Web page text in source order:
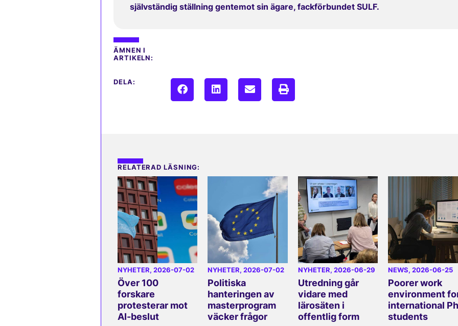
självständig ställning gentemot sin ägare, fackförbundet SULF.
ÄMNEN I
ARTIKELN:
DELA:
RELATERAD LÄSNING:
NYHETER, 2026-07-02
Över 100
forskare
protesterar mot
AI-beslut
NYHETER, 2026-07-02
Politiska
hanteringen av
masterprogram
väcker frågor
NYHETER, 2026-06-29
Utredning går
vidare med
lärosäten i
offentlig form
NEWS, 2026-06-25
Poorer work
environment
international
students